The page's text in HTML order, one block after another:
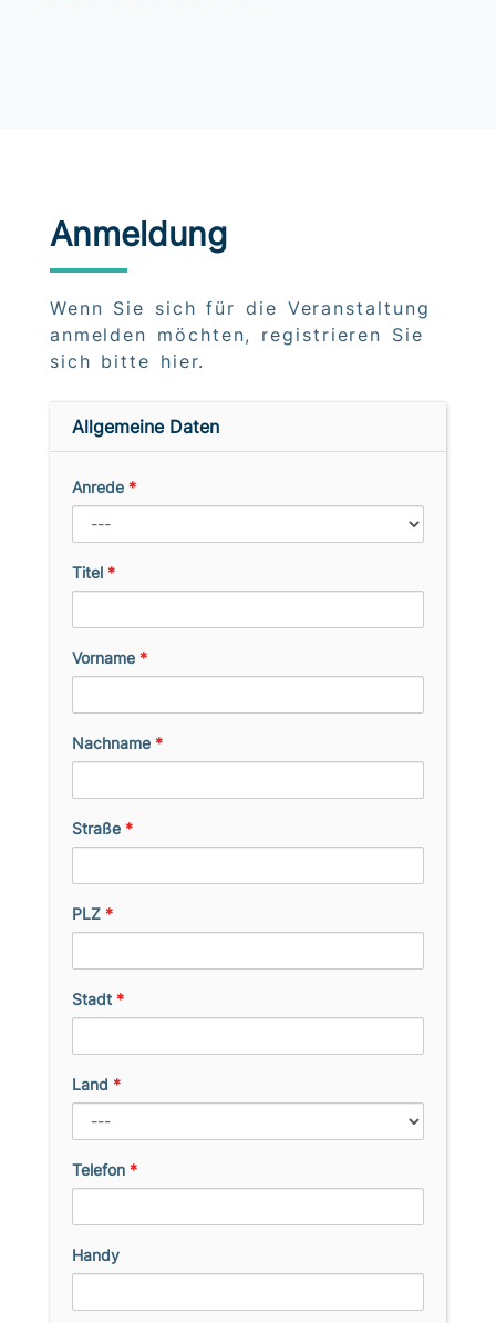
Anmeldung
Wenn Sie sich für die Veranstaltung
anmelden möchten, registrieren Sie
sich bitte hier.
Allgemeine Daten
Anrede *
Titel *
Vorname *
Nachname *
Straße *
PLZ *
Stadt *
Land *
Telefon *
Handy